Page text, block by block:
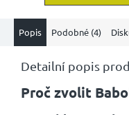
Popis Podobné (4)
Detailní popis
Proč zvolit